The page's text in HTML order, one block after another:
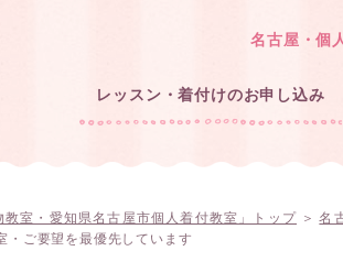
名古屋・個
レッスン・着付けのお申し込み
教室・愛知県名古屋市個人着付教室」トップ ＞名
・ご要望を最優先しています